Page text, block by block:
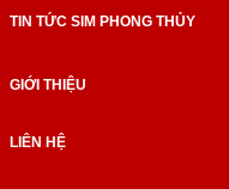
TIN TỨC SIM PHONG THỦY
GIỚI THIỆU
LIÊN HỆ